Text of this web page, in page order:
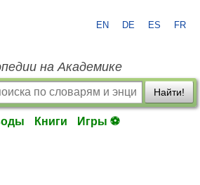
EN DE ES FR
на Академике
Найти!
Книги Игры ⚽